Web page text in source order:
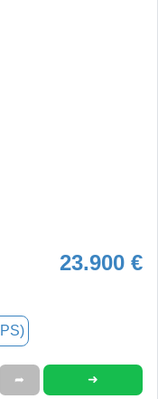
23.900 €
➦ ➜